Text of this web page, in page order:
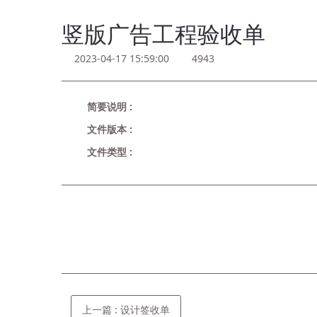
竖版广告工程验收单
2023-04-17 15:59:00 4943
简要说明 :
文件版本 :
文件类型 :
上一篇 : 设计签收单